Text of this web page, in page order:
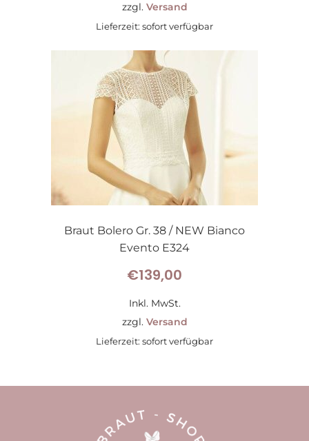
zzgl. Versand
Lieferzeit: sofort verfügbar
Braut Bolero Gr. 38 / NEW Bianco
Evento E324
€139,00
Inkl. MwSt.
zzgl. Versand
Lieferzeit: sofort verfügbar